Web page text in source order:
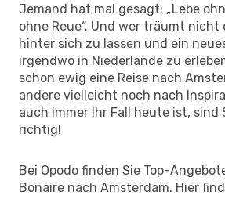
Jemand hat mal gesagt: „Lebe
ohne Reue“. Und wer träumt nicht
hinter sich zu lassen und ein
irgendwo in Niederlande zu
schon ewig eine Reise nach
andere vielleicht noch nach
auch immer Ihr Fall heute ist, sind
richtig!
Bei Opodo finden Sie Top-
Bonaire nach Amsterdam. Hier